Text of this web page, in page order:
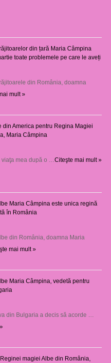
din țară Maria Câmpina
toate problemele pe care le aveți
din România, doamna
mult »
din America pentru Regina Magiei
Maria Câmpina
mea după o … Citeşte mai mult »
Maria Câmpina este unica regină
în România
din România, doamna Maria
mai mult »
Maria Câmpina, vedetă pentru
din Bulgaria a decis să acorde …
magiei Albe din România,